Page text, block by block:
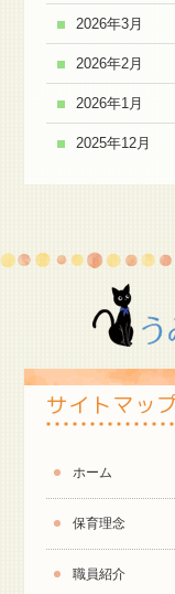
2026年3月
2026年2月
2026年1月
2025年12月
サイトマッ
ホーム
保育理念
職員紹介